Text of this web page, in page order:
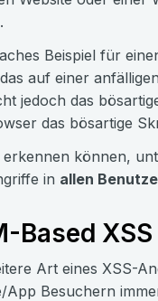
Beispiel für
auf einer
jedoch das
das bösartige
erkennen können,
in allen
Based XSS
Art eines XSS-
App Besuchern